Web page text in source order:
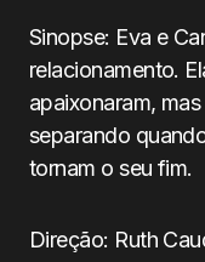
Sinopse: Eva e
relacionamento.
apaixonaram,
separando
tornam o seu fim.
Direção: Ruth